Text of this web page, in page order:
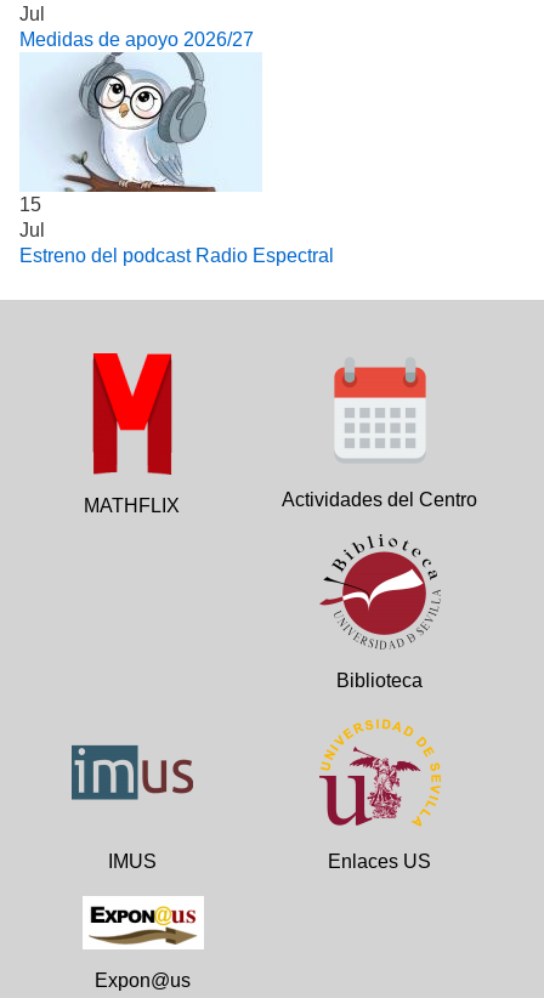
Jul
Medidas de apoyo 2026/27
15
Jul
Estreno del podcast Radio Espectral
MATHFLIX Actividades del Centro
Biblioteca
IMUS Enlaces US
Expon@us